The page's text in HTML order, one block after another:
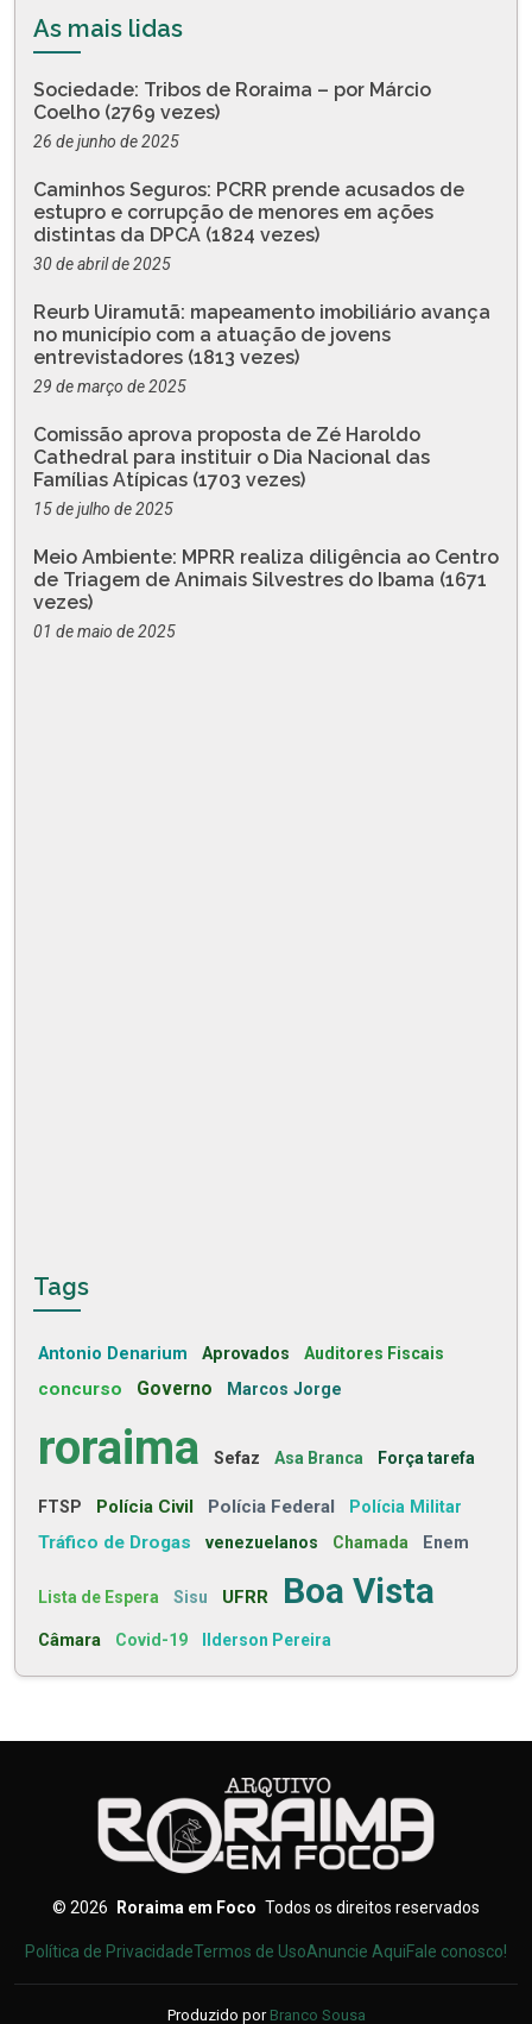
As mais lidas
Sociedade: Tribos de Roraima – por Márcio
Coelho (2769 vezes)
26 de junho de 2025
Caminhos Seguros: PCRR prende acusados de
estupro e corrupção de menores em ações
distintas da DPCA (1824 vezes)
30 de abril de 2025
Reurb Uiramutã: mapeamento imobiliário avança
no município com a atuação de jovens
entrevistadores (1813 vezes)
29 de março de 2025
Comissão aprova proposta de Zé Haroldo
Cathedral para instituir o Dia Nacional das
Famílias Atípicas (1703 vezes)
15 de julho de 2025
Meio Ambiente: MPRR realiza diligência ao Centro
de Triagem de Animais Silvestres do Ibama (1671
vezes)
01 de maio de 2025
Tags
Antonio Denarium Aprovados Auditores Fiscais
concurso Governo Marcos Jorge
roraima Sefaz Asa Branca Força tarefa
FTSP Polícia Civil Polícia Federal Polícia Militar
Tráfico de Drogas venezuelanos Chamada Enem
Lista de Espera Sisu UFRR Boa Vista
Câmara Covid-19 Ilderson Pereira
© 2026 Roraima em Foco Todos os direitos reservados
Política de PrivacidadeTermos de UsoAnuncie AquiFale conosco!
Produzido por Branco Sousa